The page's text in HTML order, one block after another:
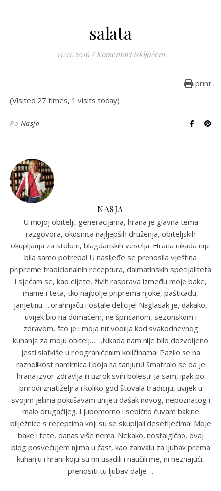
salata
11/11/2016 / Komentari isključeniza salata
print
(Visited 27 times, 1 visits today)
Po Nasja
NASJA
U mojoj obitelji, generacijama, hrana je glavna tema
razgovora, okosnica najljepših druženja, obiteljskih
okupljanja za stolom, blagdanskih veselja. Hrana nikada nije
bila samo potreba! U nasljeđe se prenosila vještina
pripreme tradicionalnih receptura, dalmatinskih specijaliteta
i sjećam se, kao dijete, živih rasprava između moje bake,
mame i teta, tko najbolje priprema njoke, pašticadu,
janjetinu…..orahnjaču i ostale delicije! Naglasak je, dakako,
uvijek bio na domaćem, ne špricanom, sezonskom i
zdravom, što je i moja nit vodilja kod svakodnevnog
kuhanja za moju obitelj…….Nikada nam nije bilo dozvoljeno
jesti slatkiše u neograničenim količinama! Pazilo se na
raznolikost namirnica i boja na tanjuru! Smatralo se da je
hrana izvor zdravlja ili uzrok svih bolesti! Ja sam, ipak po
prirodi znatiželjna i koliko god štovala tradiciju, uvijek u
svojim jelima pokušavam unijeti dašak novog, nepoznatog i
malo drugačijeg. Ljubomorno i sebično čuvam bakine
bilježnice s receptima koji su se skupljali desetljećima! Moje
bake i tete, danas više nema. Nekako, nostalgično, ovaj
blog posvećujem njima u čast, kao zahvalu za ljubav prema
kuhanju i hrani koju su mi usadili i naučili me, ni neznajući,
prenositi tu ljubav dalje….